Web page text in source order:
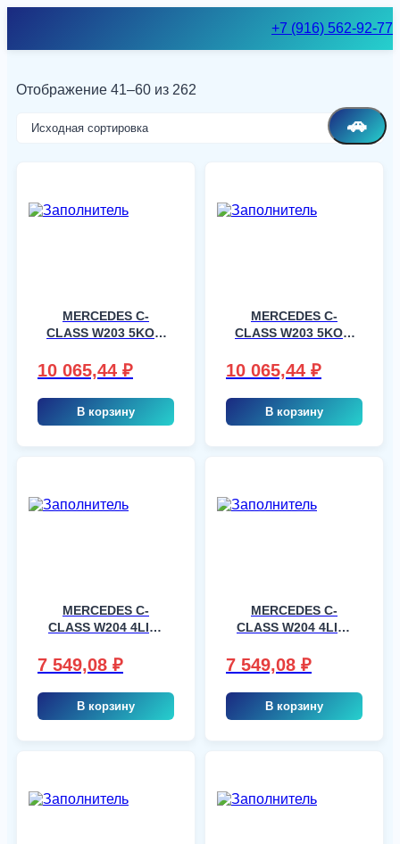
+7 (916) 562-92-77
🚗
Отображение 41–60 из 262
MERCEDES C-
CLASS W203 5KOM
10 065,44 ₽
В корзину
MERCEDES C-
CLASS W203 5KOM
10 065,44 ₽
В корзину
MERCEDES C-
CLASS W204 4LIM,
7 549,08 ₽
В корзину
MERCEDES C-
CLASS W204 4LIM,
7 549,08 ₽
В корзину